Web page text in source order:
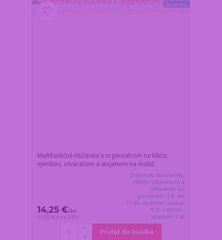
Novinka
Multifunkčná kľúčenka s organizérom na kľúče,
vývrtkou, otváračom a stojanom na mobil
14,25 €/ks
11,59 € bez DPH
Z dôvodu dovolenky,
všetko objednané a
uhradené do
pondelka 17.8. do
11:00, dodáme najskôr
19.8. v stredu.
Skladom 3 ks
Pridať do košíka